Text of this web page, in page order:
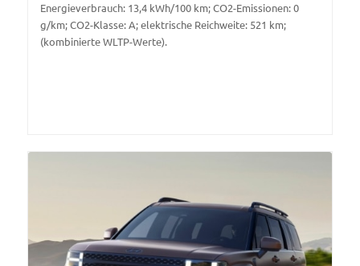
Energieverbrauch: 13,4 kWh/100 km; CO2-Emissionen: 0
g/km; CO2-Klasse: A; elektrische Reichweite: 521 km;
(kombinierte WLTP-Werte).